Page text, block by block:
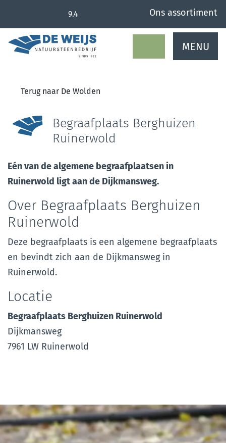
9.4 Ons assortiment
MENU
Terug naar De Wolden
Begraafplaats Berghuizen
Ruinerwold
Eén van de algemene begraafplaatsen in
Ruinerwold ligt aan de Dijkmansweg.
Over Begraafplaats Berghuizen
Ruinerwold
Deze begraafplaats is een algemene begraafplaats
en bevindt zich aan de Dijkmansweg in
Ruinerwold.
Locatie
Begraafplaats Berghuizen Ruinerwold
Dijkmansweg
7961 LW Ruinerwold